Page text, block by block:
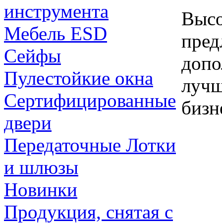
инструмента
Мебель ESD
Сейфы
Пулестойкие окна
Сертифицированные
двери
Передаточные Лотки
и шлюзы
Новинки
Продукция, снятая с